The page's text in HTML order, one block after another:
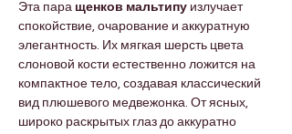
Эта пара щенков мальтипу излучает
спокойствие, очарование и аккуратную
элегантность. Их мягкая шерсть цвета
слоновой кости естественно ложится на
компактное тело, создавая классический
вид плюшевого медвежонка. От ясных,
широко раскрытых глаз до аккуратно